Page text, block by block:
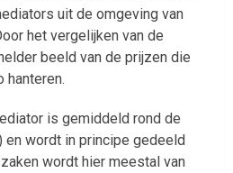
uit de omgeving van
het vergelijken van de
beeld van de prijzen die
hanteren.
is gemiddeld rond de
en wordt in principe gedeeld
wordt hier meestal van